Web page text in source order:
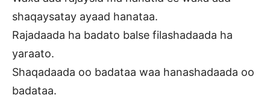
shaqaysatay ayaad hanataa.
Rajadaada ha badato balse filashadaada ha
yaraato.
Shaqadaada oo badataa waa hanashadaada oo
badataa.